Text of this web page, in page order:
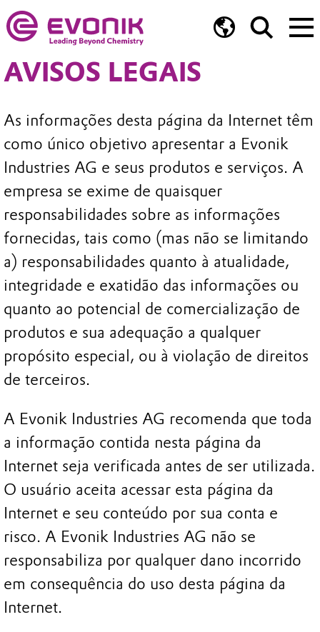
AVISOS LEGAIS
As informações desta página da Internet têm
como único objetivo apresentar a Evonik
Industries AG e seus produtos e serviços. A
empresa se exime de quaisquer
responsabilidades sobre as informações
fornecidas, tais como (mas não se limitando
a) responsabilidades quanto à atualidade,
integridade e exatidão das informações ou
quanto ao potencial de comercialização de
produtos e sua adequação a qualquer
propósito especial, ou à violação de direitos
de terceiros.
A Evonik Industries AG recomenda que toda
a informação contida nesta página da
Internet seja verificada antes de ser utilizada.
O usuário aceita acessar esta página da
Internet e seu conteúdo por sua conta e
risco. A Evonik Industries AG não se
responsabiliza por qualquer dano incorrido
em consequência do uso desta página da
Internet.